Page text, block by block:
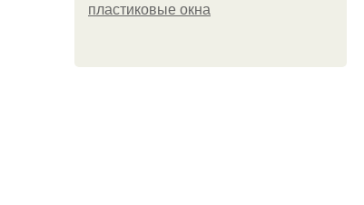
пластиковые окна